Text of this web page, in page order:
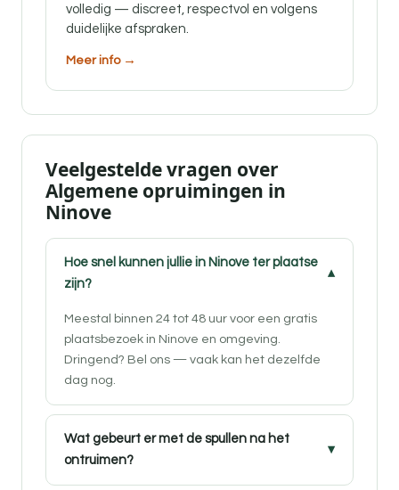
volledig — discreet, respectvol en volgens
duidelijke afspraken.
Meer info →
Veelgestelde vragen over
Algemene opruimingen in
Ninove
Hoe snel kunnen jullie in Ninove ter plaatse
zijn?
Meestal binnen 24 tot 48 uur voor een gratis
plaatsbezoek in Ninove en omgeving.
Dringend? Bel ons — vaak kan het dezelfde
dag nog.
Wat gebeurt er met de spullen na het
ontruimen?